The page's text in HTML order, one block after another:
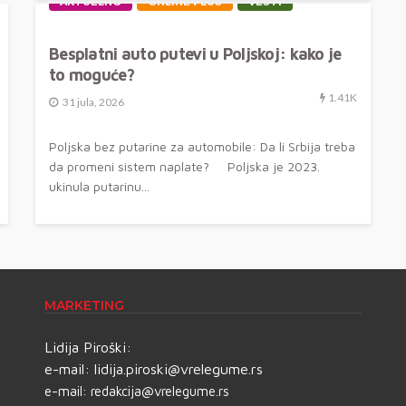
Besplatni auto putevi u Poljskoj: kako je
to moguće?
31 jula, 2026 1.41K
Poljska bez putarine za automobile: Da li Srbija treba
da promeni sistem naplate? Poljska je 2023.
ukinula putarinu...
MARKETING
Lidija Piroški:
e-mail: lidija.piroski@vrelegume.rs
e-mail: redakcija@vrelegume.rs